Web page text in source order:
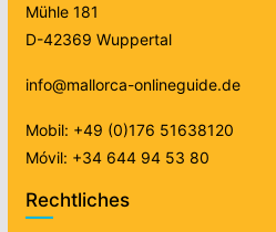
Mühle 181
D-42369 Wuppertal
info@mallorca-onlineguide.de
Mobil: +49 (0)176 51638120
Móvil: +34 644 94 53 80
Rechtliches